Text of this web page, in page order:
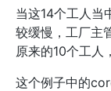
当这14个工人当
较缓慢，工厂主
原来的10个工人
这个例子中的